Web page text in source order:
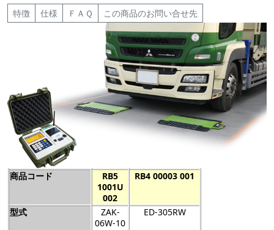
特徴 仕様 ＦＡＱ この商品のお問い合せ先
商品コード
RB5
1001U
002
RB4 00003 001
型式
ZAK-
06W-10
ED-305RW